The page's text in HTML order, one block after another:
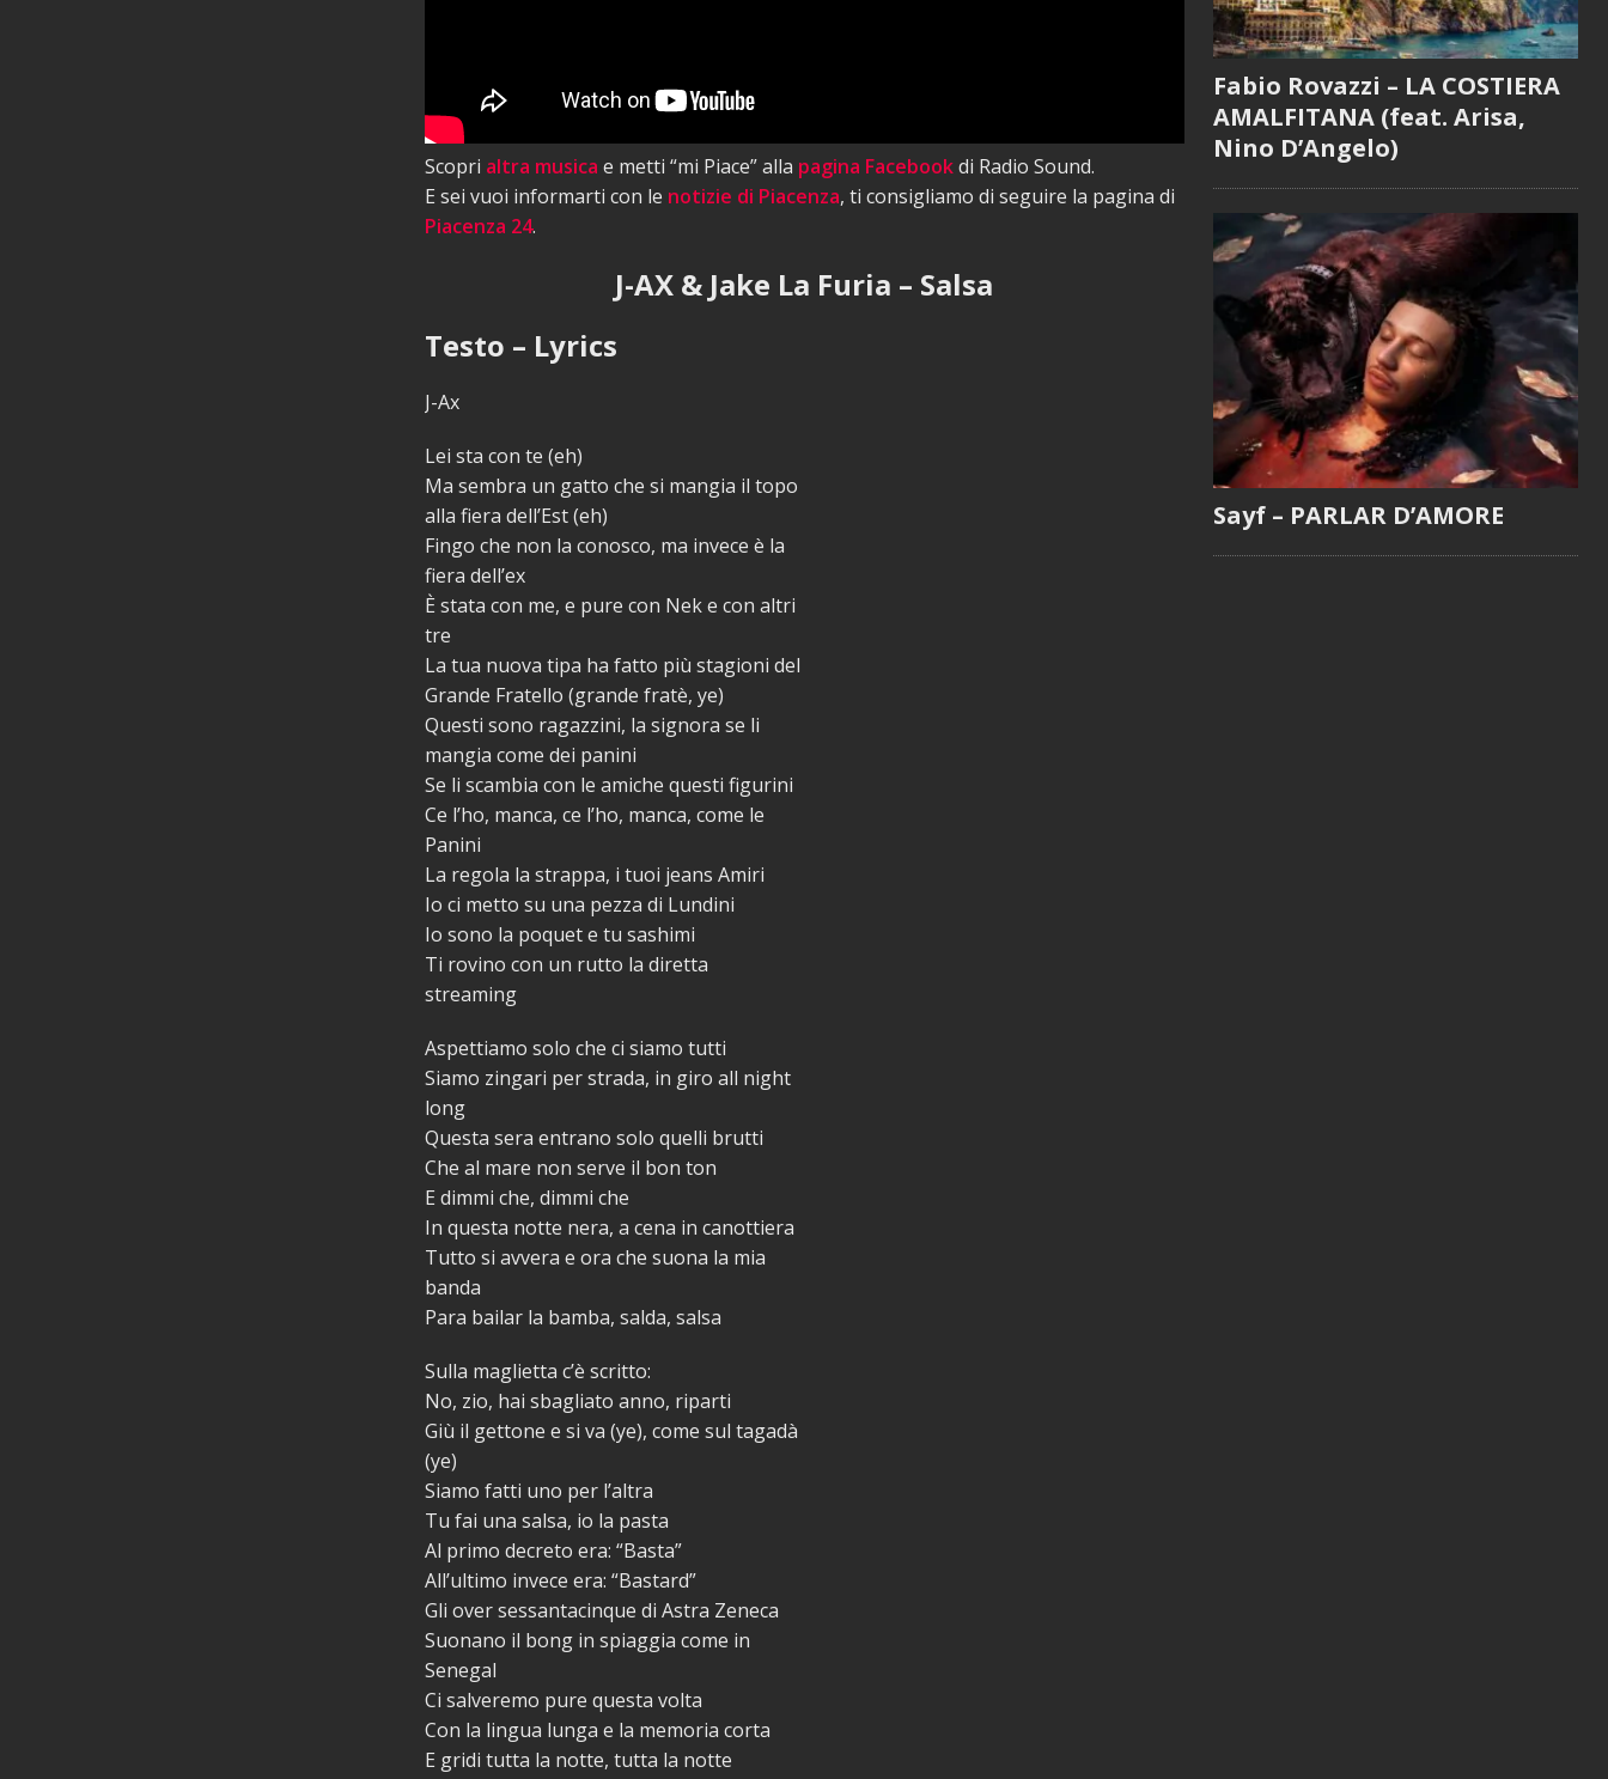
Scopri altra musica e metti “mi Piace” alla pagina Facebookdi Radio Sound.
E sei vuoi informarti con le notizie di Piacenza, ti consigliamo di seguire la pagina di
Piacenza 24.
J-AX & Jake La Furia – Salsa
Testo – Lyrics
J-Ax
Lei sta con te (eh)
Ma sembra un gatto che si mangia il topo
alla fiera dell’Est (eh)
Fingo che non la conosco, ma invece è la
fiera dell’ex
È stata con me, e pure con Nek e con altri
tre
La tua nuova tipa ha fatto più stagioni del
Grande Fratello (grande fratè, ye)
Questi sono ragazzini, la signora se li
mangia come dei panini
Se li scambia con le amiche questi figurini
Ce l’ho, manca, ce l’ho, manca, come le
Panini
La regola la strappa, i tuoi jeans Amiri
Io ci metto su una pezza di Lundini
Io sono la poquet e tu sashimi
Ti rovino con un rutto la diretta
streaming
Aspettiamo solo che ci siamo tutti
Siamo zingari per strada, in giro all night
long
Questa sera entrano solo quelli brutti
Che al mare non serve il bon ton
E dimmi che, dimmi che
In questa notte nera, a cena in canottiera
Tutto si avvera e ora che suona la mia
banda
Para bailar la bamba, salda, salsa
Sulla maglietta c’è scritto:
No, zio, hai sbagliato anno, riparti
Giù il gettone e si va (ye), come sul tagadà
(ye)
Siamo fatti uno per l’altra
Tu fai una salsa, io la pasta
Al primo decreto era: “Basta”
All’ultimo invece era: “Bastard”
Gli over sessantacinque di Astra Zeneca
Suonano il bong in spiaggia come in
Senegal
Ci salveremo pure questa volta
Con la lingua lunga e la memoria corta
E gridi tutta la notte, tutta la notte
Fabio Rovazzi – LA COSTIERA
AMALFITANA (feat. Arisa,
Nino D’Angelo)
Sayf – PARLAR D’AMORE